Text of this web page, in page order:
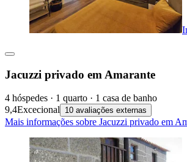
Jacuzzi privado em Amarante
4 hóspedes · 1 quarto · 1 casa de banho
9,4Excecional 10 avaliações externas
Mais informações sobre Jacuzzi privado em